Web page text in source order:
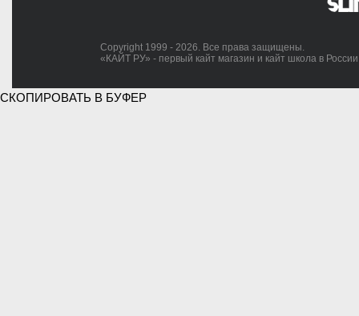
Copyright 1999 - 2026. Все права защищены.
«КАЙТ РУ» - первый кайт магазин и кайт школа в
СКОПИРОВАТЬ В БУФЕР